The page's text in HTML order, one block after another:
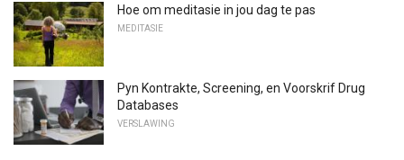
Hoe om meditasie in jou dag te pas
MEDITASIE
Pyn Kontrakte, Screening, en Voorskrif Drug
Databases
VERSLAWING